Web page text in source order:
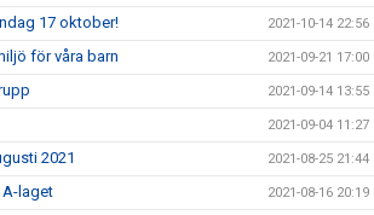
17 oktober! 2021-10-14 22:56
för våra barn 2021-09-21 17:00
2021-09-14 13:55
2021-09-04 11:27
2021 2021-08-25 21:44
A-laget 2021-08-16 20:19